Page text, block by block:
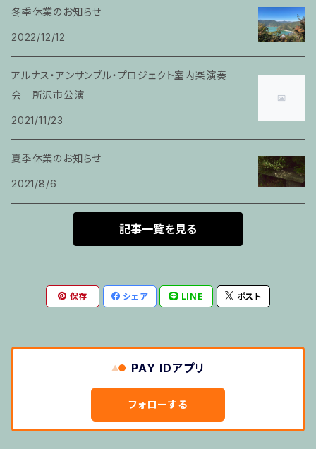
家族割適用プラン3
家族割適用プラン4
ヴァイオリンピアノ６０分レッスン
ピアノ科６０分レッスン
その他のご利用
冬季休業のお知らせ
2022/12/12
アルナス・アンサンブル・プロジェクト室内楽演奏
会 所沢市公演
2021/11/23
夏季休業のお知らせ
2021/8/6
記事一覧を見る
保存 シェア LINE ポスト
PAY IDアプリ
フォローする